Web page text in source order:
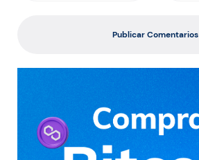
Publicar Comentarios